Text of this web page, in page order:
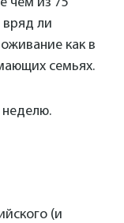
вряд ли
как в
семьях.
неделю.
(и